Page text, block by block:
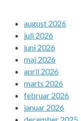
august 2026
juli 2026
juni 2026
maj 2026
april 2026
marts 2026
februar 2026
januar 2026